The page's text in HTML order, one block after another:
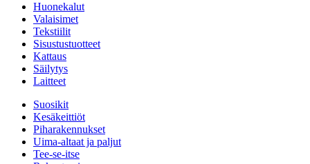
Huonekalut
Valaisimet
Tekstiilit
Sisustustuotteet
Kattaus
Säilytys
Laitteet
Suosikit
Kesäkeittiöt
Piharakennukset
Uima-altaat ja paljut
Tee-se-itse